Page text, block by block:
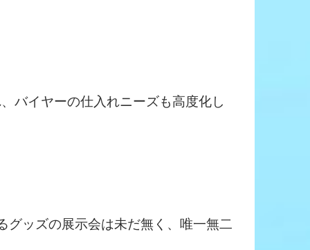
バイヤーの仕入れニーズも高度化し
グッズの展示会は未だ無く、唯一無二